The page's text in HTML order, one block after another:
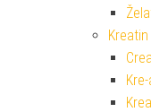
Kreatin